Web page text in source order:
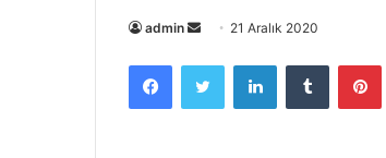
admin
Bir
posta
göndermek
21 Aralık 2020
FacebookTwitter LinkedInTumblr